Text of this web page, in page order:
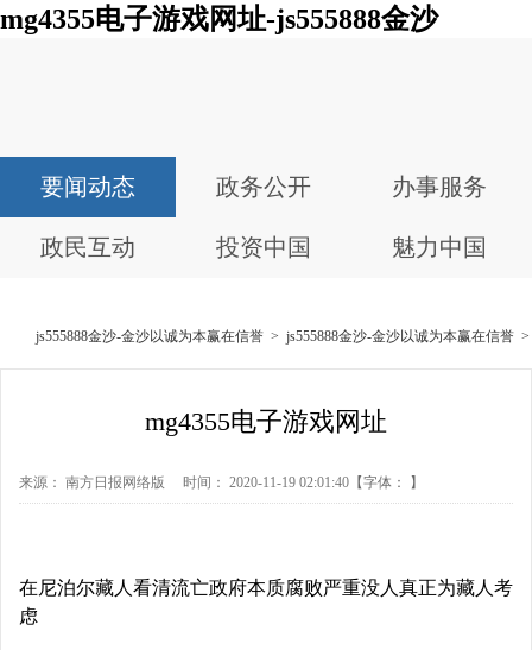
mg4355电子游戏网址-js555888金沙
要闻动态 政务公开 办事服务
政民互动 投资中国 魅力中国
js555888金沙-金沙以诚为本赢在信誉 > js555888金沙-金沙以诚为本赢在信誉
mg4355电子游戏网址
来源： 南方日报网络版 时间： 2020-11-19 02:01:40 【字体： 】
在尼泊尔藏人看清流亡政府本质腐败严重没人真正为藏人考
虑